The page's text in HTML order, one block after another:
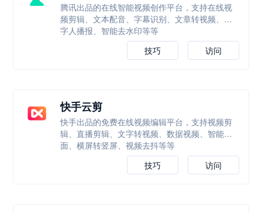
腾讯出品的在线智能视频创作平台，支持在线视
频剪辑、文本配音、字幕识别、文章转视频、数
字人播报、智能去水印等等
访问
技巧
快手云剪
快手出品的免费在线视频编辑平台，支持视频剪
辑、直播剪辑、文字转视频、数据视频、智能封
面、横屏转竖屏、视频去抖等等
访问
技巧